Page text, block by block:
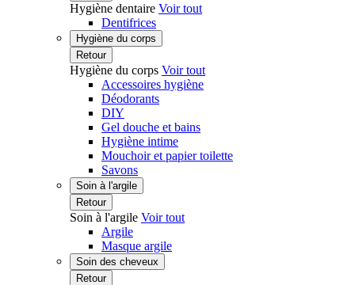
Hygiène dentaire Voir tout
Dentifrices
Hygiène du corps
Retour
Hygiène du corps Voir tout
Accessoires hygiène
Déodorants
DIY
Gel douche et bains
Hygiène intime
Mouchoir et papier toilette
Savons
Soin à l'argile
Retour
Soin à l'argile Voir tout
Argile
Masque argile
Soin des cheveux
Retour